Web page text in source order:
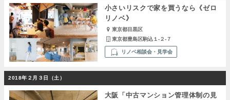
小さいリスクで家を買うなら《ゼロ
リノベ》
東京都目黒区
東京都豊島区駒込１-２-７
リノベ相談会・見学会
2018年２月３日（土）
大阪「中古マンション管理体制の見